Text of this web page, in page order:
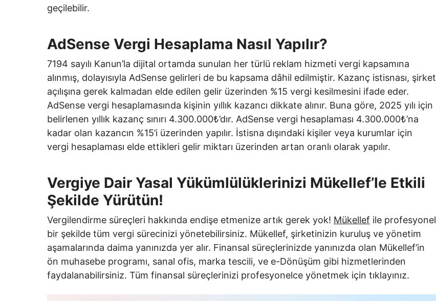
geçilebilir.
AdSense Vergi Hesaplama Nasıl Yapılır?
7194 sayılı Kanun’la dijital ortamda sunulan her türlü reklam hizmeti vergi kapsamına
alınmış, dolayısıyla AdSense gelirleri de bu kapsama dâhil edilmiştir. Kazanç istisnası, şirket
açılışına gerek kalmadan elde edilen gelir üzerinden %15 vergi kesilmesini ifade eder.
AdSense vergi hesaplamasında kişinin yıllık kazancı dikkate alınır. Buna göre, 2025 yılı için
belirlenen yıllık kazanç sınırı 4.300.000₺’dır. AdSense vergi hesaplaması 4.300.000₺’na
kadar olan kazancın %15’i üzerinden yapılır. İstisna dışındaki kişiler veya kurumlar için
vergi hesaplaması elde ettikleri gelir miktarı üzerinden artan oranlı olarak yapılır.
Vergiye Dair Yasal Yükümlülüklerinizi Mükellef’le Etkili
Şekilde Yürütün!
Vergilendirme süreçleri hakkında endişe etmenize artık gerek yok! Mükellef ile profesyonel
bir şekilde tüm vergi sürecinizi yönetebilirsiniz. Mükellef, şirketinizin kuruluş ve yönetim
aşamalarında daima yanınızda yer alır. Finansal süreçlerinizde yanınızda olan Mükellef’in
ön muhasebe programı, sanal ofis, marka tescili, ve e-Dönüşüm gibi hizmetlerinden
faydalanabilirsiniz. Tüm finansal süreçlerinizi profesyonelce yönetmek için tıklayınız.